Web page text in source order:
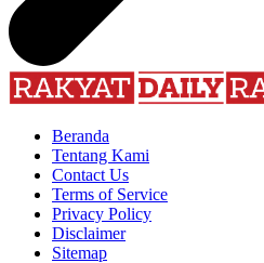
Beranda
Tentang Kami
Contact Us
Terms of Service
Privacy Policy
Disclaimer
Sitemap